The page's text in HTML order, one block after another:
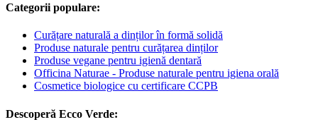
Categorii populare:
Curățare naturală a dinților în formă solidă
Produse naturale pentru curățarea dinților
Produse vegane pentru igienă dentară
Officina Naturae - Produse naturale pentru igiena orală
Cosmetice biologice cu certificare CCPB
Descoperă Ecco Verde: